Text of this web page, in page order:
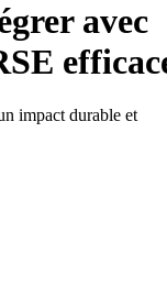
avec
impact durable et